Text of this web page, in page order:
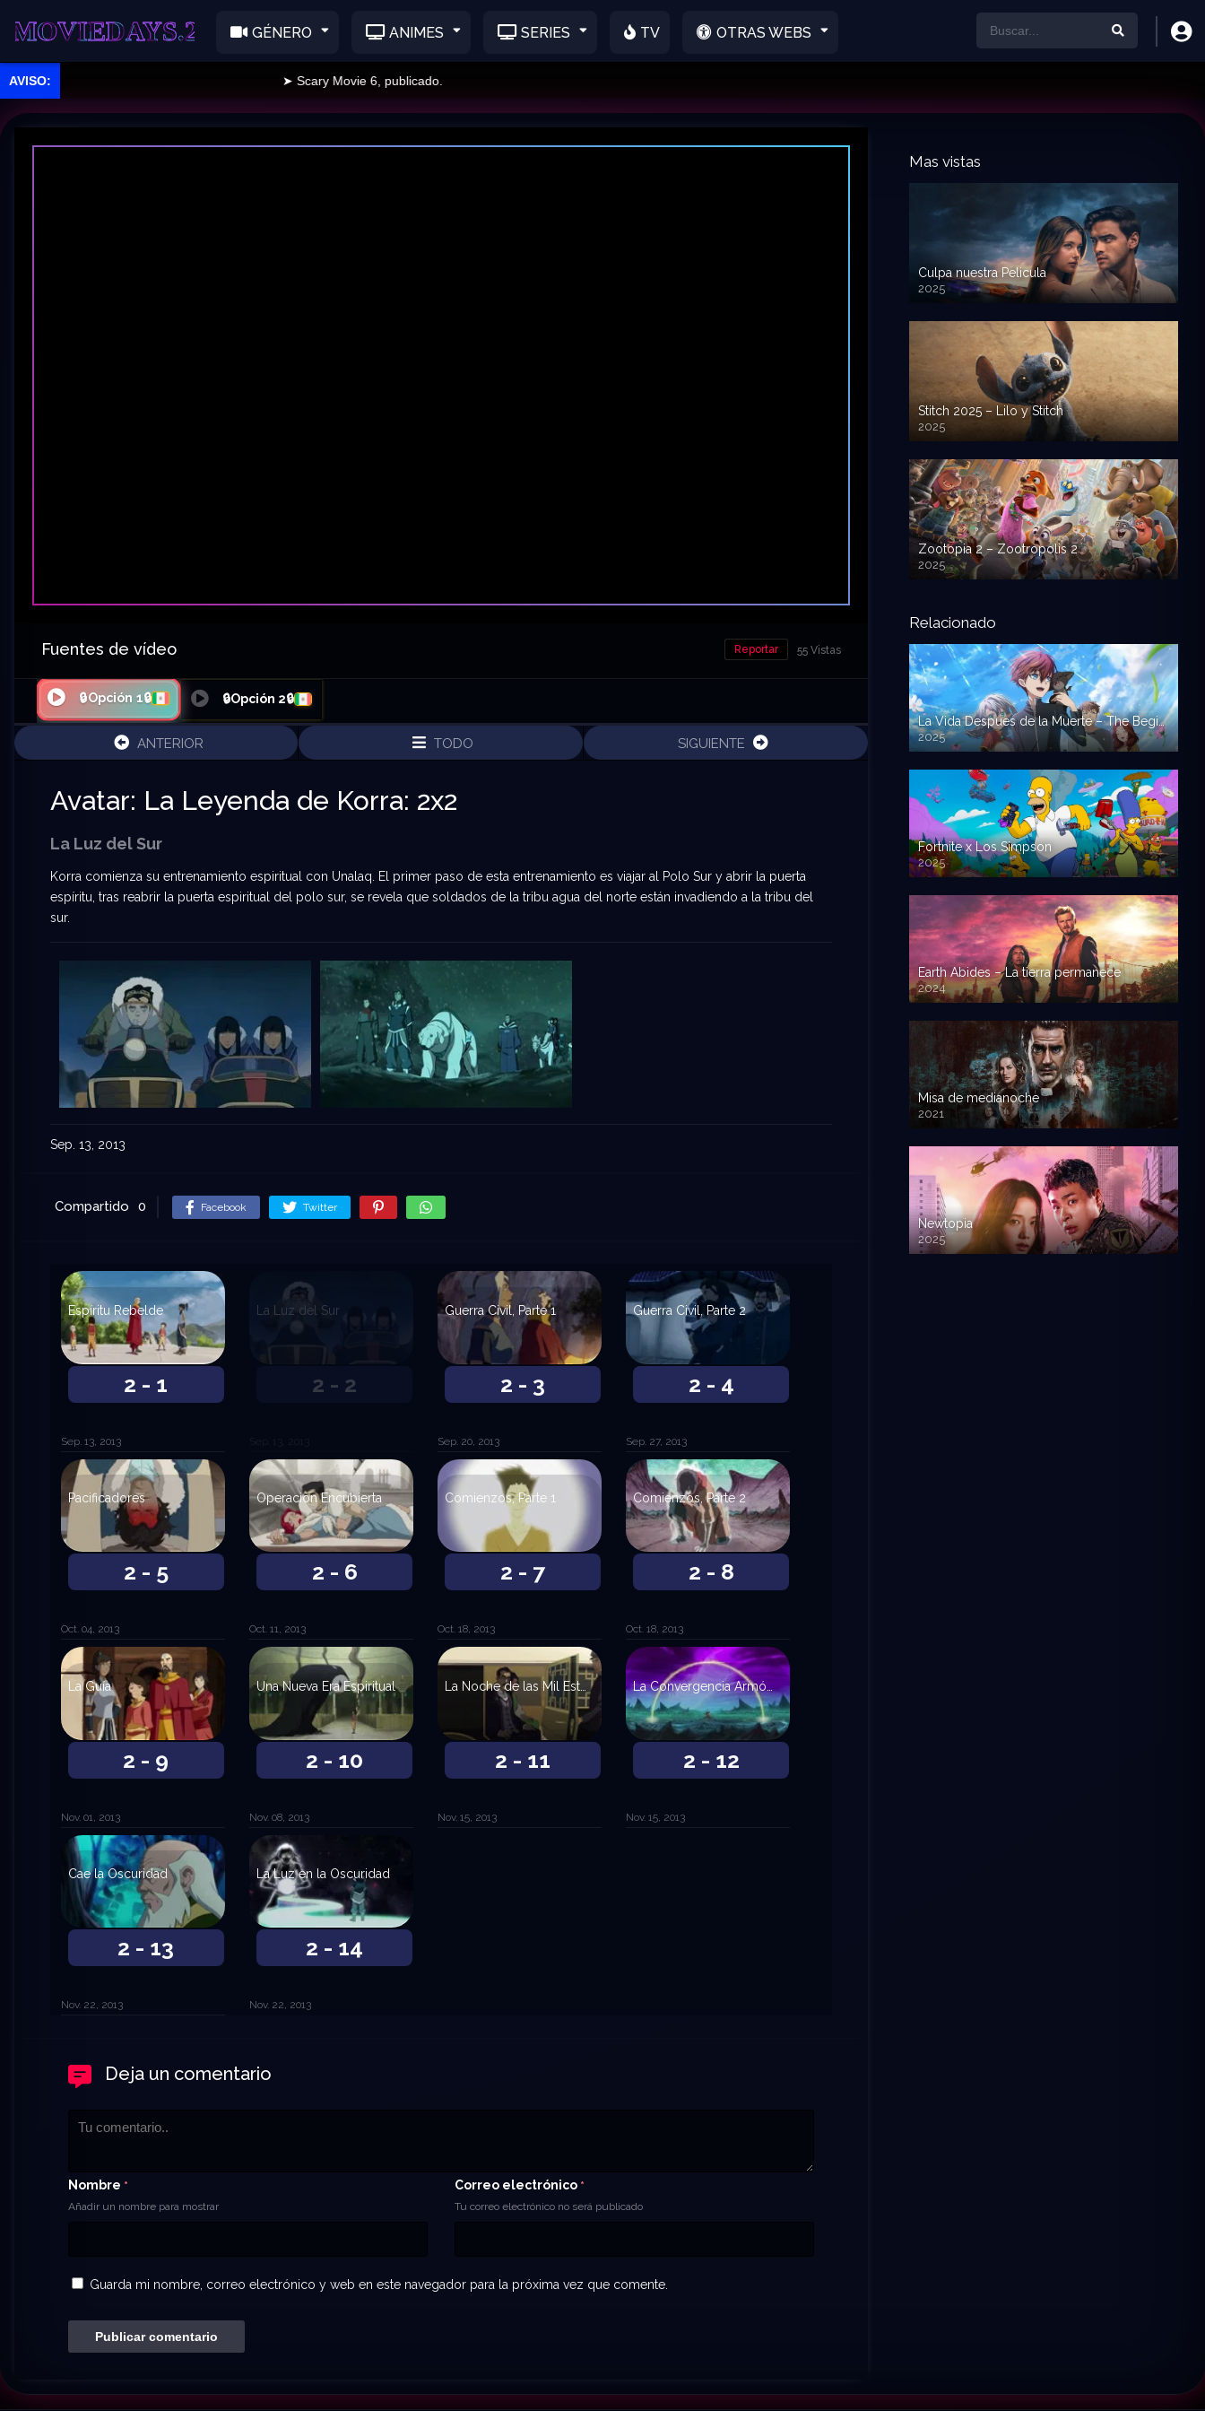
GÉNERO ANIMES SERIES TV OTRAS WEBS
➤ Scary Movie 6, publicado.
Fuentes de vídeo 55 Vistas
Reportar
🔒Opción 1🔒 🔒Opción 2🔒
ANTERIOR TODO SIGUIENTE
Avatar: La Leyenda de Korra: 2x2
La Luz del Sur
Korra comienza su entrenamiento espiritual con Unalaq. El primer paso de esta entrenamiento es viajar al Polo Sur y abrir la puerta
espíritu, tras reabrir la puerta espiritual del polo sur, se revela que soldados de la tribu agua del norte están invadiendo a la tribu del
sur.
Sep. 13, 2013
Compartido 0 Facebook Twitter
2 - 1
Espíritu Rebelde
Sep. 13, 2013
2 - 2
La Luz del Sur
2 - 3
Guerra Civil, Parte 1
Sep. 20, 2013
2 - 4
Guerra Civil, Parte 2
Sep. 27, 2013
2 - 5
Pacificadores
Oct. 04, 2013
2 - 6
Operación Encubierta
Oct. 11, 2013
2 - 7
Comienzos, Parte 1
Oct. 18, 2013
2 - 8
Comienzos, Parte 2
Oct. 18, 2013
2 - 9
La Guía
Nov. 01, 2013
2 - 10
Una Nueva Era Espiritual
Nov. 08, 2013
2 - 11
Nov. 15, 2013
2 - 12
Nov. 15, 2013
2 - 13
Cae la Oscuridad
Nov. 22, 2013
2 - 14
La Luz en la Oscuridad
Nov. 22, 2013
Deja un comentario
Nombre *
Añadir un nombre para mostrar
Correo electrónico *
Tu correo electrónico no será publicado
Guarda mi nombre, correo electrónico y web en este navegador para la próxima vez que comente.
Mas vistas
Culpa nuestra Pelicula
2025
720p HD
Stitch 2025 – Lilo y Stitch
2025
720p HD
Zootopia 2 – Zootropolis 2
2025
720p HD
Relacionado
La Vida Despues de la Muerte – The Beginning After the End – Saikyou no Ousama
2025
Fortnite x Los Simpson
2025
Earth Abides – La tierra permanece
2024
Misa de medianoche
2021
Newtopia
2025